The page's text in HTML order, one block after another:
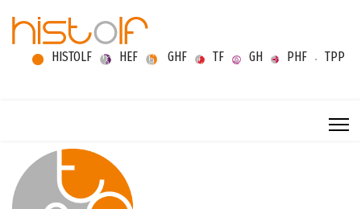
HISTOLF HEF GHF TF GH PHF TPP